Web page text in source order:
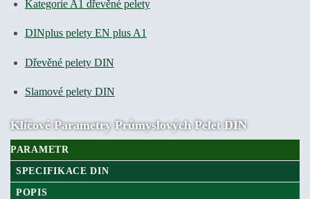
Kategorie A1 dřevěné pelety
DINplus pelety EN plus A1
Dřevěné pelety DIN
Slamové pelety DIN
Klíčové Parametry Průmyslových Pelet DIN
PARAMETR
SPECIFIKACE DIN
POPIS